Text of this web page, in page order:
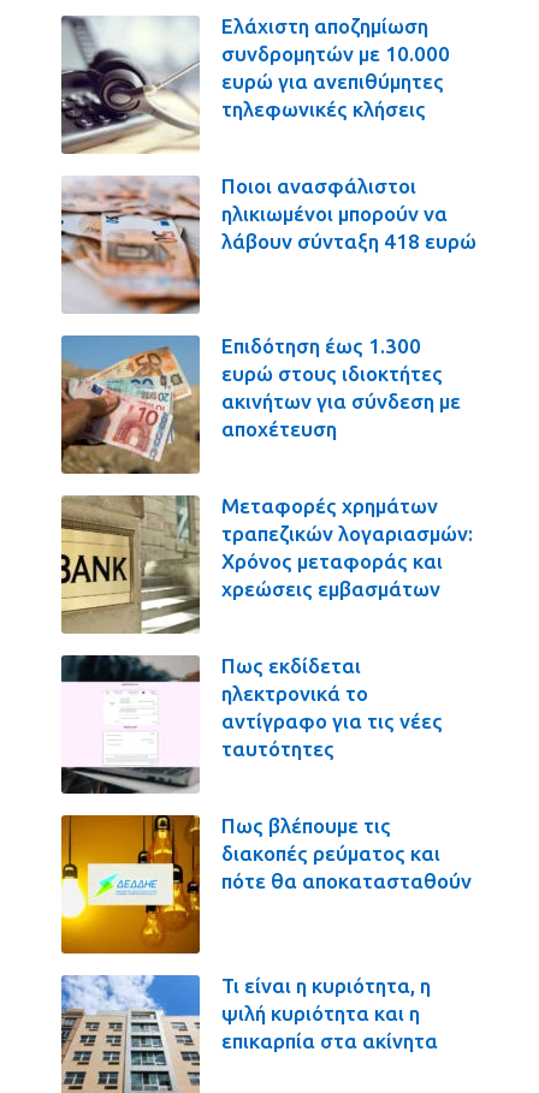
Ελάχιστη αποζημίωση
συνδρομητών με 10.000
ευρώ για ανεπιθύμητες
τηλεφωνικές κλήσεις
Ποιοι ανασφάλιστοι
ηλικιωμένοι μπορούν να
λάβουν σύνταξη 418 ευρώ
Επιδότηση έως 1.300
ευρώ στους ιδιοκτήτες
ακινήτων για σύνδεση με
αποχέτευση
Μεταφορές χρημάτων
τραπεζικών λογαριασμών:
Χρόνος μεταφοράς και
χρεώσεις εμβασμάτων
Πως εκδίδεται
ηλεκτρονικά το
αντίγραφο για τις νέες
ταυτότητες
Πως βλέπουμε τις
διακοπές ρεύματος και
πότε θα αποκατασταθούν
Τι είναι η κυριότητα, η
ψιλή κυριότητα και η
επικαρπία στα ακίνητα